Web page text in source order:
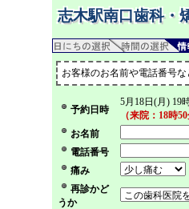
志木駅南口歯科・
お客様のお名前や電話番号な
予約日時
5月18日(月) 19
（来院：18時50
お名前
電話番号
痛み
再診かど
うか